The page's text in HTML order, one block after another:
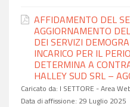
AFFIDAMENTO DEL
AGGIORNAMENTO
DEI SERVIZI
INCARICO PER IL
DETERMINA A
HALLEY SUD SRL –
Caricato da: I SETTORE - Area
Data di affissione: 29 Luglio 2025